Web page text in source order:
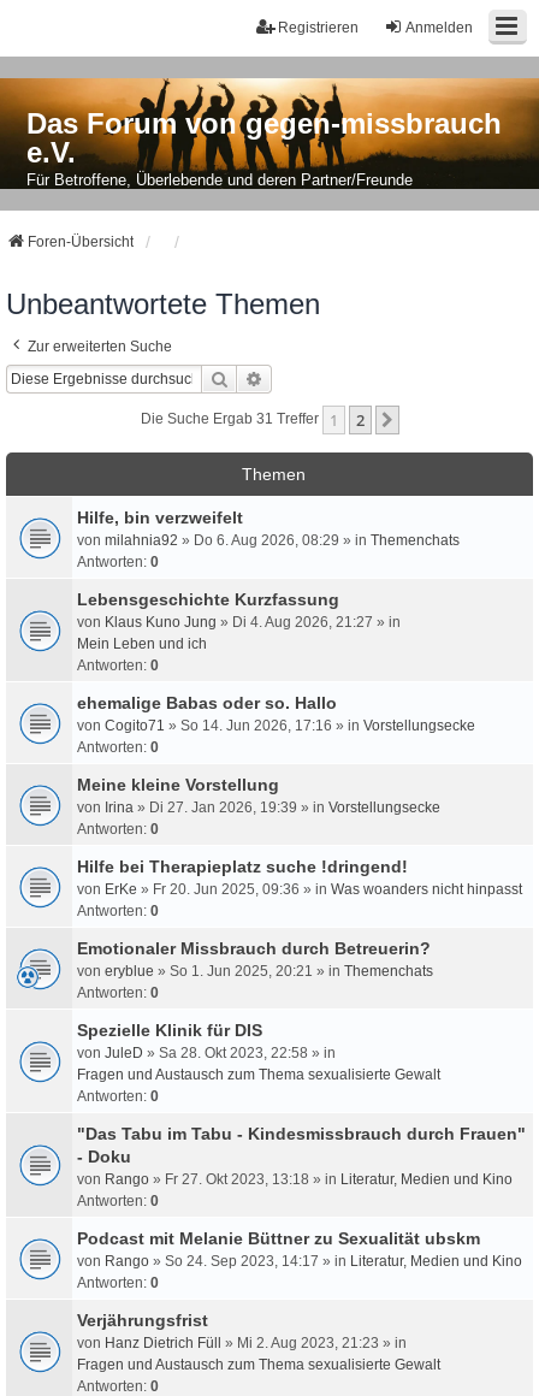
Anmelden
Registrieren
Das Forum von gegen-missbrauch
e.V.
Für Betroffene, Überlebende und deren Partner/Freunde
Foren-Übersicht
Unbeantwortete Themen
Zur erweiterten Suche
Suche
Die Suche Ergab 31 Treffer 1 2
Themen
Hilfe, bin verzweifelt
von milahnia92 » Do 6. Aug 2026, 08:29 » in Themenchats
Antworten: 0
Lebensgeschichte Kurzfassung
von Klaus Kuno Jung » Di 4. Aug 2026, 21:27 » in
Mein Leben und ich
Antworten: 0
ehemalige Babas oder so. Hallo
von Cogito71 » So 14. Jun 2026, 17:16 » in Vorstellungsecke
Antworten: 0
Meine kleine Vorstellung
von Irina » Di 27. Jan 2026, 19:39 » in Vorstellungsecke
Antworten: 0
Hilfe bei Therapieplatz suche !dringend!
von ErKe » Fr 20. Jun 2025, 09:36 » in Was woanders nicht hinpasst
Antworten: 0
Emotionaler Missbrauch durch Betreuerin?
von eryblue » So 1. Jun 2025, 20:21 » in Themenchats
Antworten: 0
Spezielle Klinik für DIS
von JuleD » Sa 28. Okt 2023, 22:58 » in
Fragen und Austausch zum Thema sexualisierte Gewalt
Antworten: 0
"Das Tabu im Tabu - Kindesmissbrauch durch Frauen"
- Doku
von Rango » Fr 27. Okt 2023, 13:18 » in Literatur, Medien und Kino
Antworten: 0
Podcast mit Melanie Büttner zu Sexualität ubskm
von Rango » So 24. Sep 2023, 14:17 » in Literatur, Medien und Kino
Antworten: 0
Verjährungsfrist
von Hanz Dietrich Füll » Mi 2. Aug 2023, 21:23 » in
Fragen und Austausch zum Thema sexualisierte Gewalt
Antworten: 0